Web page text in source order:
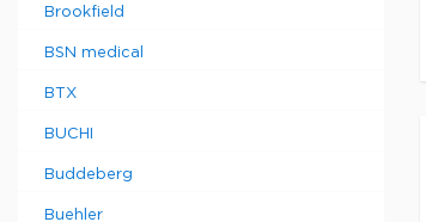
Brookfield
BSN medical
BTX
BUCHI
Buddeberg
Buehler